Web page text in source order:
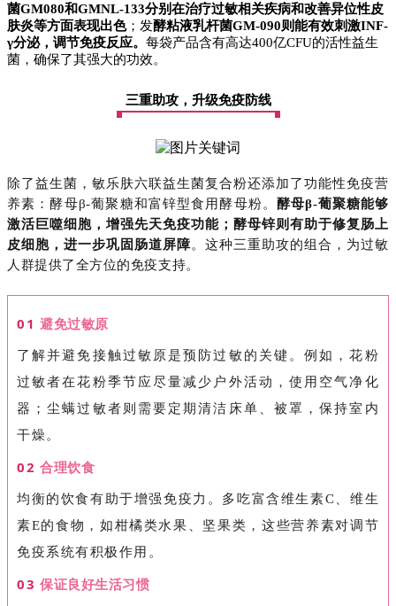
菌GM080和GMNL-133分别在治疗过敏相关疾病和改善异位性皮
肤炎等方面表现出色；发酵粘液乳杆菌GM-090则能有效刺激INF-
γ分泌，调节免疫反应。 每袋产品含有高达400亿CFU的活性益生
菌，确保了其强大的功效。
三重助攻，升级免疫防线
除了益生菌，敏乐肤六联益生菌复合粉还添加了功能性免疫营
养素：酵母β-葡聚糖和富锌型食用酵母粉。 酵母β-葡聚糖能够
激活巨噬细胞，增强先天免疫功能；酵母锌则有助于修复肠上
皮细胞，进一步巩固肠道屏障。这种三重助攻的组合，为过敏
人群提供了全方位的免疫支持。
01 避免过敏原
了解并避免接触过敏原是预防过敏的关键。例如，花粉
过敏者在花粉季节应尽量减少户外活动，使用空气净化
器；尘螨过敏者则需要定期清洁床单、被罩，保持室内
干燥。
02 合理饮食
均衡的饮食有助于增强免疫力。多吃富含维生素C、维生
素E的食物，如柑橘类水果、坚果类，这些营养素对调节
免疫系统有积极作用。
03 保证良好生活习惯